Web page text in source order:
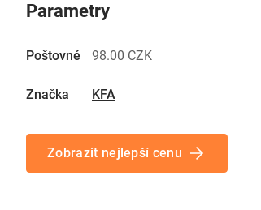
Parametry
Poštovné 98.00 CZK
Značka KFA
Zobrazit nejlepší cenu